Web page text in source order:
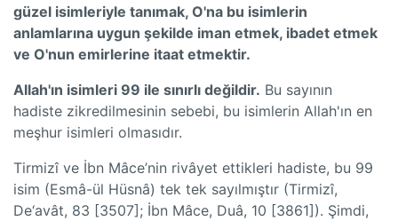
güzel isimleriyle tanımak, O'na bu isimlerin
anlamlarına uygun şekilde iman etmek, ibadet etmek
ve O'nun emirlerine itaat etmektir.
Allah'ın isimleri 99 ile sınırlı değildir. Bu sayının
hadiste zikredilmesinin sebebi, bu isimlerin Allah'ın en
meşhur isimleri olmasıdır.
Tirmizî ve İbn Mâce’nin rivâyet ettikleri hadiste, bu 99
isim (Esmâ-ül Hüsnâ) tek tek sayılmıştır (Tirmizî,
De‘avât, 83 [3507]; İbn Mâce, Duâ, 10 [3861]). Şimdi,